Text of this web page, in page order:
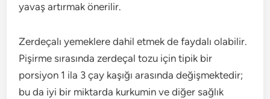
yavaş artırmak önerilir.
Zerdeçalı yemeklere dahil etmek de faydalı olabilir.
Pişirme sırasında zerdeçal tozu için tipik bir
porsiyon 1 ila 3 çay kaşığı arasında değişmektedir;
bu da iyi bir miktarda kurkumin ve diğer sağlık